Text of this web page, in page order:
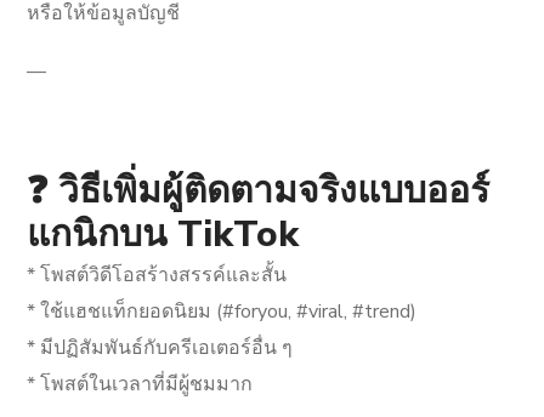
หรือให้ข้อมูลบัญชี
—
❓ วิธีเพิ่มผู้ติดตามจริงแบบออร์
แกนิกบน TikTok
* โพสต์วิดีโอสร้างสรรค์และสั้น
* ใช้แฮชแท็กยอดนิยม (#foryou, #viral, #trend)
* มีปฏิสัมพันธ์กับครีเอเตอร์อื่น ๆ
* โพสต์ในเวลาที่มีผู้ชมมาก